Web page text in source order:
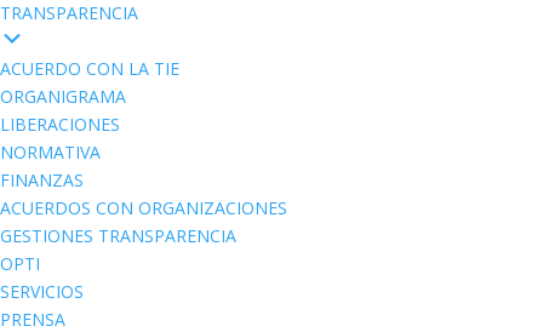
TRANSPARENCIA
ACUERDO CON LA TIE
ORGANIGRAMA
LIBERACIONES
NORMATIVA
FINANZAS
ACUERDOS CON ORGANIZACIONES
GESTIONES TRANSPARENCIA
OPTI
SERVICIOS
PRENSA